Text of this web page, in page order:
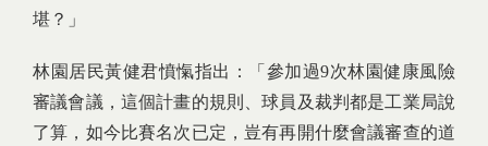
堪？」
林園居民黃健君憤愾指出：「參加過9次林園健康風險
審議會議，這個計畫的規則、球員及裁判都是工業局說
了算，如今比賽名次已定，豈有再開什麼會議審查的道